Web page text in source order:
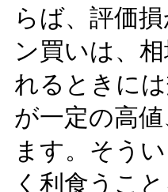
らば、評価
ン買いは、
れるときに
が一定の高
ます。そう
く利食うこ